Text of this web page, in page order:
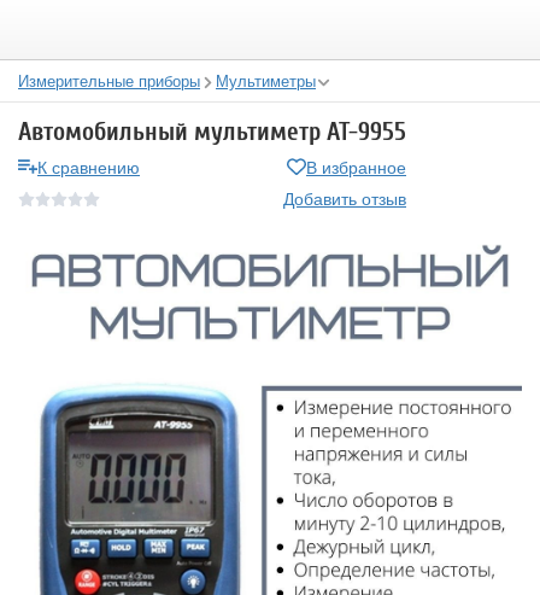
Измерительные приборы Мультиметры
Автомобильный мультиметр AT-9955
К сравнению
В избранное
Добавить отзыв